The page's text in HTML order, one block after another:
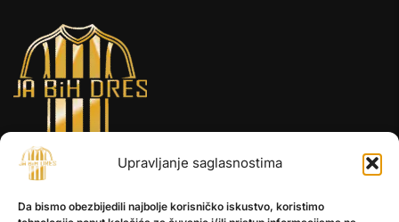
Upravljanje saglasnostima
Da bismo obezbijedili najbolje korisničko iskustvo, koristimo
INFORMACIJE
O nama